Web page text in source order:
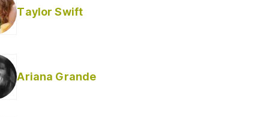
[explícita]
Taylor Swift
Ariana Grande